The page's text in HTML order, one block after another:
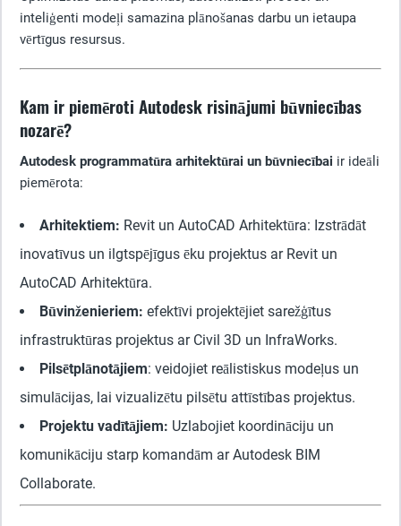
inteliģenti modeļi samazina plānošanas darbu un ietaupa
vērtīgus resursus.
Kam ir piemēroti Autodesk risinājumi būvniecības
nozarē?
Autodesk programmatūra arhitektūrai un būvniecībai ir ideāli
piemērota:
Arhitektiem: Revit un AutoCAD Arhitektūra: Izstrādāt
inovatīvus un ilgtspējīgus ēku projektus ar Revit un
AutoCAD Arhitektūra.
Būvinženieriem: efektīvi projektējiet sarežģītus
infrastruktūras projektus ar Civil 3D un InfraWorks.
Pilsētplānotājiem: veidojiet reālistiskus modeļus un
simulācijas, lai vizualizētu pilsētu attīstības projektus.
Projektu vadītājiem: Uzlabojiet koordināciju un
komunikāciju starp komandām ar Autodesk BIM
Collaborate.